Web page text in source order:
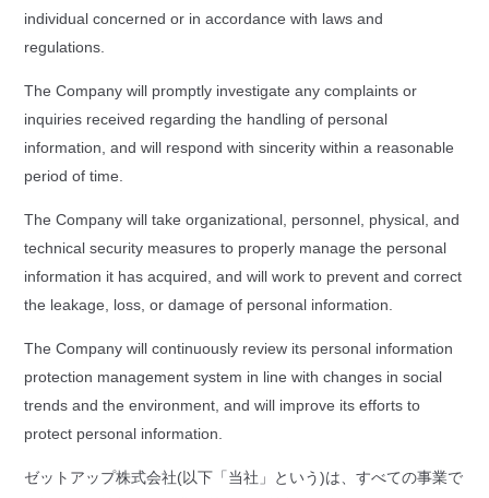
individual concerned or in accordance with laws and
regulations.
The Company will promptly investigate any complaints or
inquiries received regarding the handling of personal
information, and will respond with sincerity within a reasonable
period of time.
The Company will take organizational, personnel, physical, and
technical security measures to properly manage the personal
information it has acquired, and will work to prevent and correct
the leakage, loss, or damage of personal information.
The Company will continuously review its personal information
protection management system in line with changes in social
trends and the environment, and will improve its efforts to
protect personal information.
ゼットアップ株式会社(以下「当社」という)は、すべての事業で